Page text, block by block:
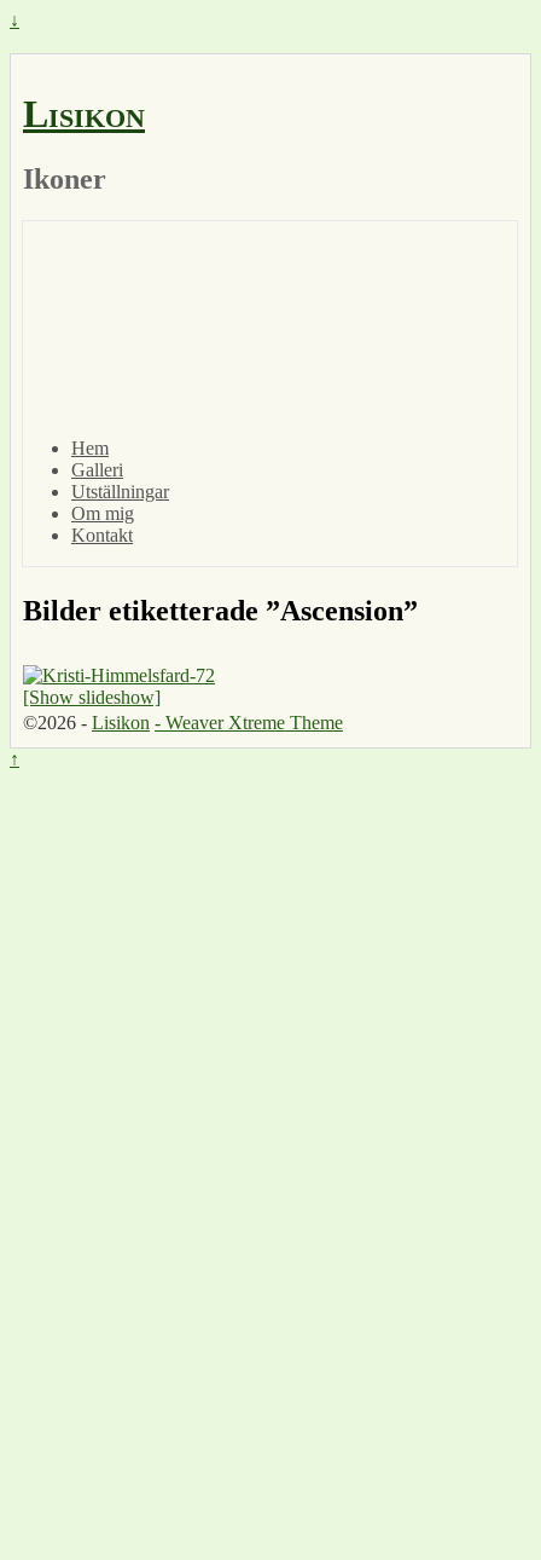
↓
Lisikon
Ikoner
Hem
Galleri
Utställningar
Om mig
Kontakt
Bilder etiketterade ”Ascension”
[Show slideshow]
©2026 - Lisikon - Weaver Xtreme Theme
↑